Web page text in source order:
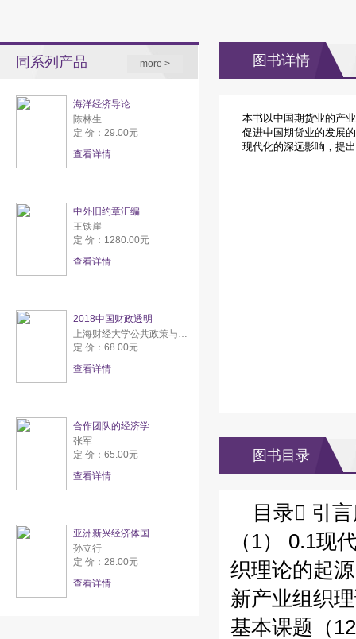
同系列产品 more >
海洋经济导论
陈林生
定 价：29.00元
查看详情
中外旧约章汇编
王铁崖
定 价：1280.00元
查看详情
2018中国财政透明
上海财经大学公共政策与研究中心
定 价：68.00元
查看详情
合作团队的经济学
张军
定 价：65.00元
查看详情
亚洲新兴经济体国
孙立行
定 价：28.00元
查看详情
图书详情
本书以中国期货业的产
促进中国期货业的发展
现代化的深远影响，提
图书目录
目录 引
（1） 0.1现
织理论的起
新产业组织
基本课题（